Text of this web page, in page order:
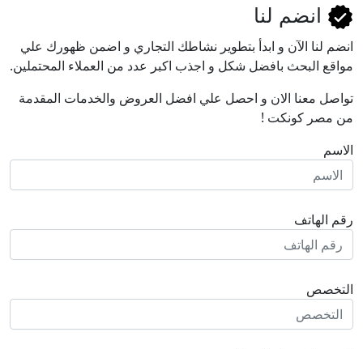
انضم لنا
انضم لنا اﻵن و ابدأ بتطوير نشاطك التجاري و اضمن ظهورك علي
مواقع البحث بافضل شكل و اجذب اكبر عدد من العملاء المحتملين.
تواصل معنا الان و احصل علي افضل العروض والخدمات المقدمة
من مصر كونكت !
الاسم
رقم الهاتف
التخصص